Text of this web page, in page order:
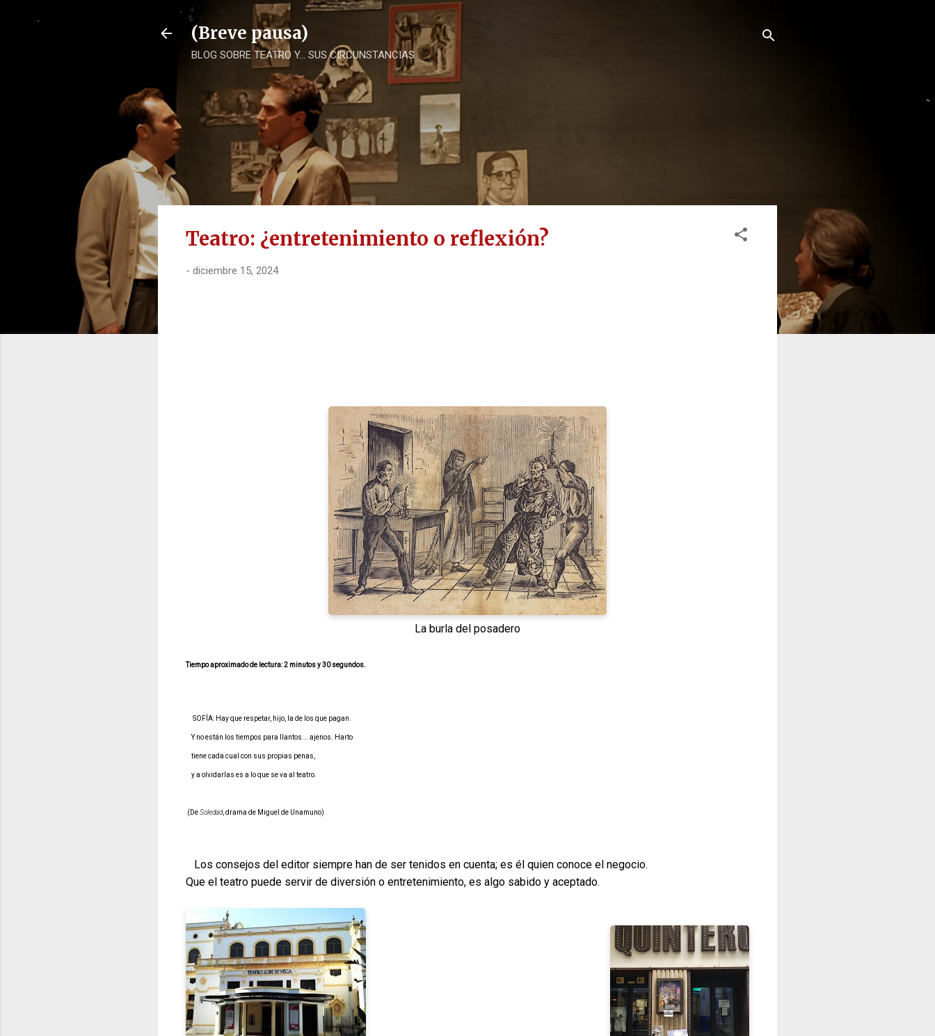
Ir al contenido principal
(Breve pausa)
BLOG SOBRE TEATRO Y... SUS CIRCUNSTANCIAS
Teatro: ¿entretenimiento o reflexión?
- diciembre 15, 2024
La burla del posadero
Tiempo aproximado de lectura: 2 minutos y 30 segundos.
SOFÍA: Hay que respetar, hijo, la de los que pagan.
Y no están los tiempos para llantos... ajenos. Harto
tiene cada cual con sus propias penas,
y a olvidarlas es a lo que se va al teatro.
(DeSoledad, drama de Miguel de Unamuno)
Los consejos del editor siempre han de ser tenidos en cuenta; es él quien conoce el negocio.
Que el teatro puede servir de diversión o entretenimiento, es algo sabido y aceptado.